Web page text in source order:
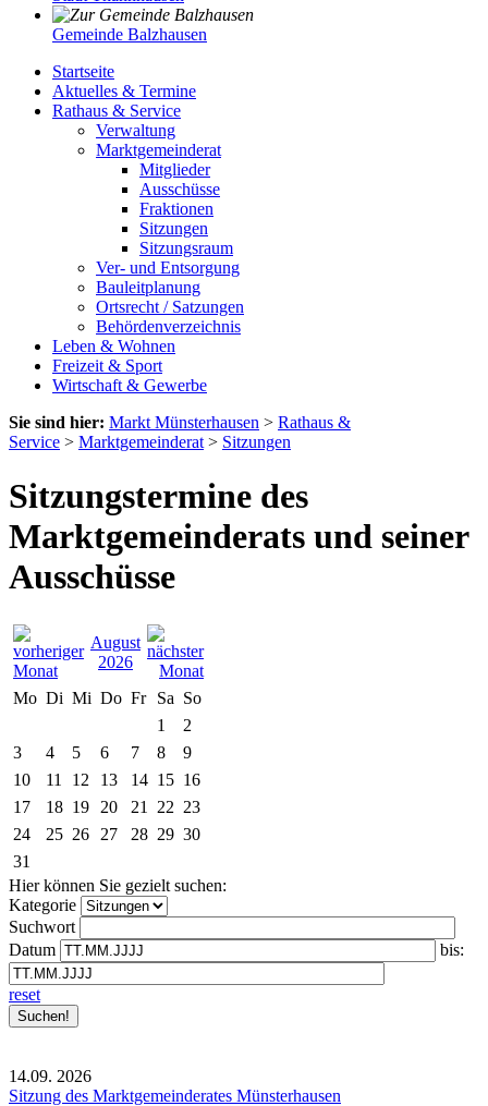
Gemeinde Balzhausen
Startseite
Aktuelles & Termine
Rathaus & Service
Verwaltung
Marktgemeinderat
Mitglieder
Ausschüsse
Fraktionen
Sitzungen
Sitzungsraum
Ver- und Entsorgung
Bauleitplanung
Ortsrecht / Satzungen
Behördenverzeichnis
Leben & Wohnen
Freizeit & Sport
Wirtschaft & Gewerbe
Sie sind hier: Markt Münsterhausen > Rathaus &
Service > Marktgemeinderat > Sitzungen
Sitzungstermine des
Marktgemeinderats und seiner
Ausschüsse
August
2026
Mo Di Mi Do Fr Sa So
1
2
3
4 5 6 7 8
9
10
11 12 13 14 15 16
17
18 19 20 21 22 23
24
25 26 27 28 29 30
31
Hier können Sie gezielt suchen:
Kategorie
Suchwort
Datum
bis:
reset
14.09. 2026
Sitzung des Marktgemeinderates Münsterhausen